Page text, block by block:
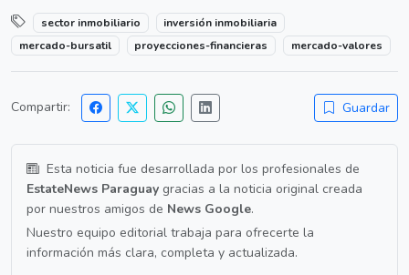
sector inmobiliario
inversión inmobiliaria
mercado-bursatil
proyecciones-financieras mercado-valores
Compartir: Guardar
Esta noticia fue desarrollada por los profesionales de
EstateNews Paraguay gracias a la noticia original creada
por nuestros amigos de News Google.
Nuestro equipo editorial trabaja para ofrecerte la
información más clara, completa y actualizada.